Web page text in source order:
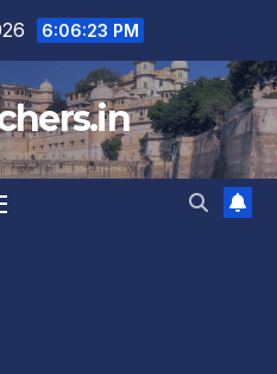
6:06:24 PM